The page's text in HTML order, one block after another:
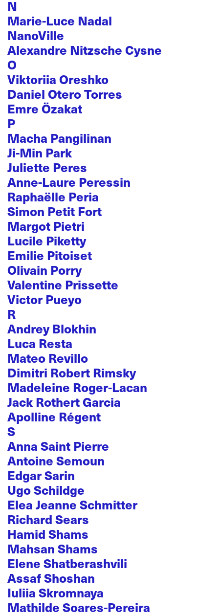
N
Marie-Luce Nadal
NanoVille
Alexandre Nitzsche Cysne
O
Viktoriia Oreshko
Daniel Otero Torres
Emre Özakat
P
Macha Pangilinan
Ji-Min Park
Juliette Peres
Anne-Laure Peressin
Raphaëlle Peria
Simon Petit Fort
Margot Pietri
Lucile Piketty
Emilie Pitoiset
Olivain Porry
Valentine Prissette
Victor Pueyo
R
Andrey Blokhin
Luca Resta
Mateo Revillo
Dimitri Robert Rimsky
Madeleine Roger-Lacan
Jack Rothert Garcia
Apolline Régent
S
Anna Saint Pierre
Antoine Semoun
Edgar Sarin
Ugo Schildge
Elea Jeanne Schmitter
Richard Sears
Hamid Shams
Mahsan Shams
Elene Shatberashvili
Assaf Shoshan
Iuliia Skromnaya
Mathilde Soares-Pereira